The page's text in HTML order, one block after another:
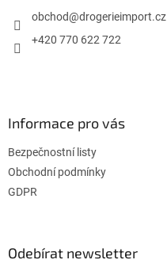
obchod@drogerieimport.cz
+420 770 622 722
Informace pro vás
Bezpečnostní listy
Obchodní podmínky
GDPR
Odebírat newsletter